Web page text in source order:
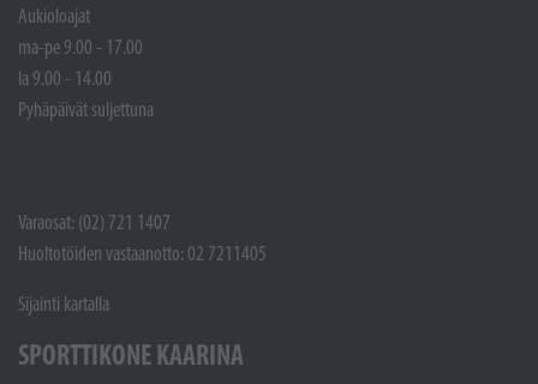
Aukioloajat
ma-pe 9.00 - 17.00
la 9.00 - 14.00
Pyhäpäivät suljettuna
Varaosat: (02) 721 1407
Huoltotöiden vastaanotto: 02 7211405
Sijainti kartalla
SPORTTIKONE KAARINA